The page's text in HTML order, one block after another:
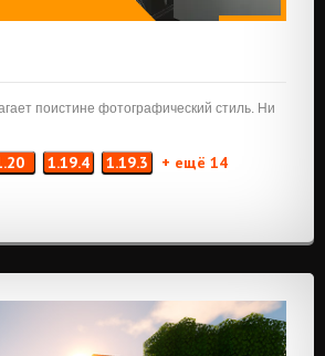
поистине фотографический стиль. Ни
1.19.4 1.19.3 + ещё 14